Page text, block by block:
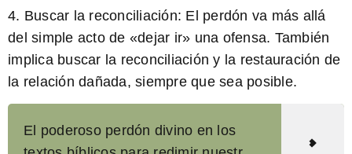
4. Buscar la reconciliación: El perdón va más allá
del simple acto de «dejar ir» una ofensa. También
implica buscar la reconciliación y la restauración de
la relación dañada, siempre que sea posible.
El poderoso perdón divino en los